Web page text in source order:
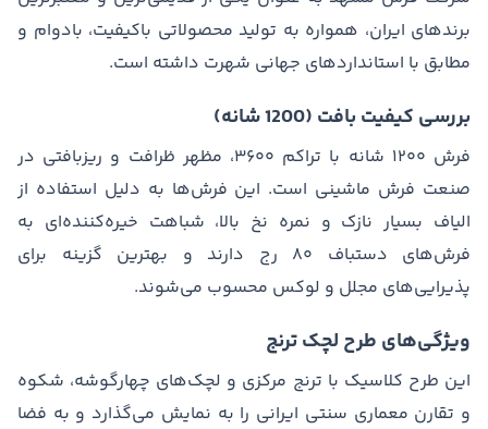
برندهای ایران، همواره به تولید محصولاتی باکیفیت، بادوام و
مطابق با استانداردهای جهانی شهرت داشته است.
بررسی کیفیت بافت (1200 شانه)
فرش ۱۲۰۰ شانه با تراکم ۳۶۰۰، مظهر ظرافت و ریزبافتی در
صنعت فرش ماشینی است. این فرش‌ها به دلیل استفاده از
الیاف بسیار نازک و نمره نخ بالا، شباهت خیره‌کننده‌ای به
فرش‌های دستباف ۸۰ رج دارند و بهترین گزینه برای
پذیرایی‌های مجلل و لوکس محسوب می‌شوند.
ویژگی‌های طرح لچک ترنج
این طرح کلاسیک با ترنج مرکزی و لچک‌های چهارگوشه، شکوه
و تقارن معماری سنتی ایرانی را به نمایش می‌گذارد و به فضا